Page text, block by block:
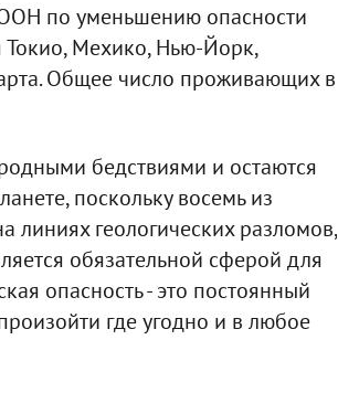
по уменьшению опасности
Токио, Мехико, Нью-Йорк,
Общее число проживающих в
бедствиями и остаются
поскольку восемь из
геологических разломов,
обязательной сферой для
опасность - это постоянный
где угодно и в любое